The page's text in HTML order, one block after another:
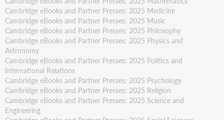
Cambridge eBooks and Partner Presses: 2025 Medicine
Cambridge eBooks and Partner Presses: 2025 Music
Cambridge eBooks and Partner Presses: 2025 Philosophy
Cambridge eBooks and Partner Presses: 2025 Physics and
Astronomy
Cambridge eBooks and Partner Presses: 2025 Politics and
International Relations
Cambridge eBooks and Partner Presses: 2025 Psychology
Cambridge eBooks and Partner Presses: 2025 Religion
Cambridge eBooks and Partner Presses: 2025 Science and
Engineering